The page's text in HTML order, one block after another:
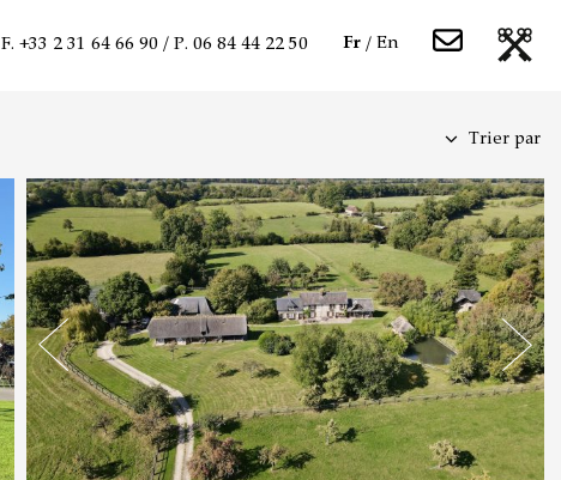
F. +33 2 31 64 66 90 / P. 06 84 44 22 50 Fr En
Trier par